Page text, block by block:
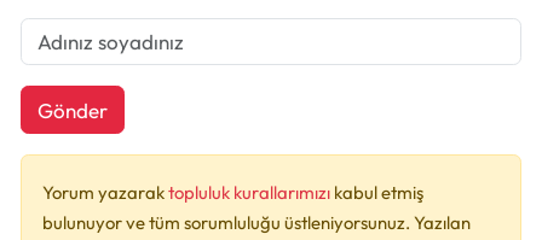
Gönder
Yorum yazaraktopluluk kurallarımızı kabul etmiş
bulunuyor ve tüm sorumluluğu üstleniyorsunuz. Yazılan